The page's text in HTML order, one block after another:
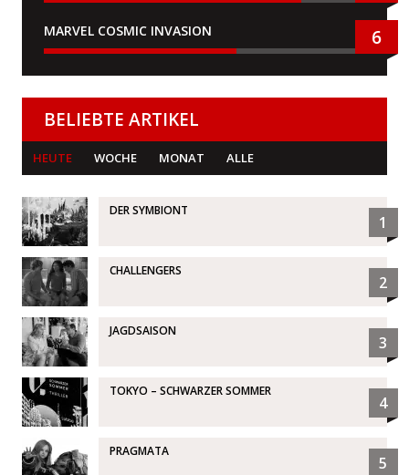
MARVEL COSMIC INVASION 6
BELIEBTE ARTIKEL
HEUTE WOCHE MONAT ALLE
DER SYMBIONT
1
CHALLENGERS
2
JAGDSAISON
3
TOKYO – SCHWARZER SOMMER
4
PRAGMATA
5